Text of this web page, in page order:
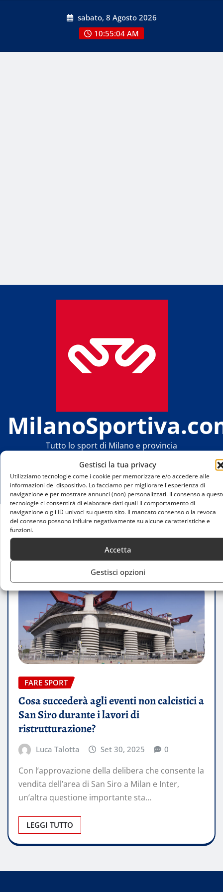
Gestisci la tua privacy
Utilizziamo tecnologie come i cookie per memorizzare e/o accedere alle
informazioni del dispositivo. Lo facciamo per migliorare l'esperienza di
navigazione e per mostrare annunci (non) personalizzati. Il consenso a
tecnologie ci consentirà di elaborare dati quali il comportamento di
navigazione o gli ID univoci su questo sito. Il mancato consenso o la revoca
del consenso possono influire negativamente su alcune caratteristiche e
funzioni.
Accetta
Gestisci opzioni
sabato, 8 Agosto 2026
10:55:04 AM
Tutto lo sport di Milano e provincia
Home
Cosa succederà agli eventi non calcistici a San Siro
durante i lavori di ristrutturazione?
FARE SPORT
Cosa succederà agli eventi non calcistici a
San Siro durante i lavori di
ristrutturazione?
Luca Talotta Set 30, 2025 0
Con l’approvazione della delibera che consente la
vendita dell’area di San Siro a Milan e Inter,
un’altra questione importante sta…
LEGGI TUTTO